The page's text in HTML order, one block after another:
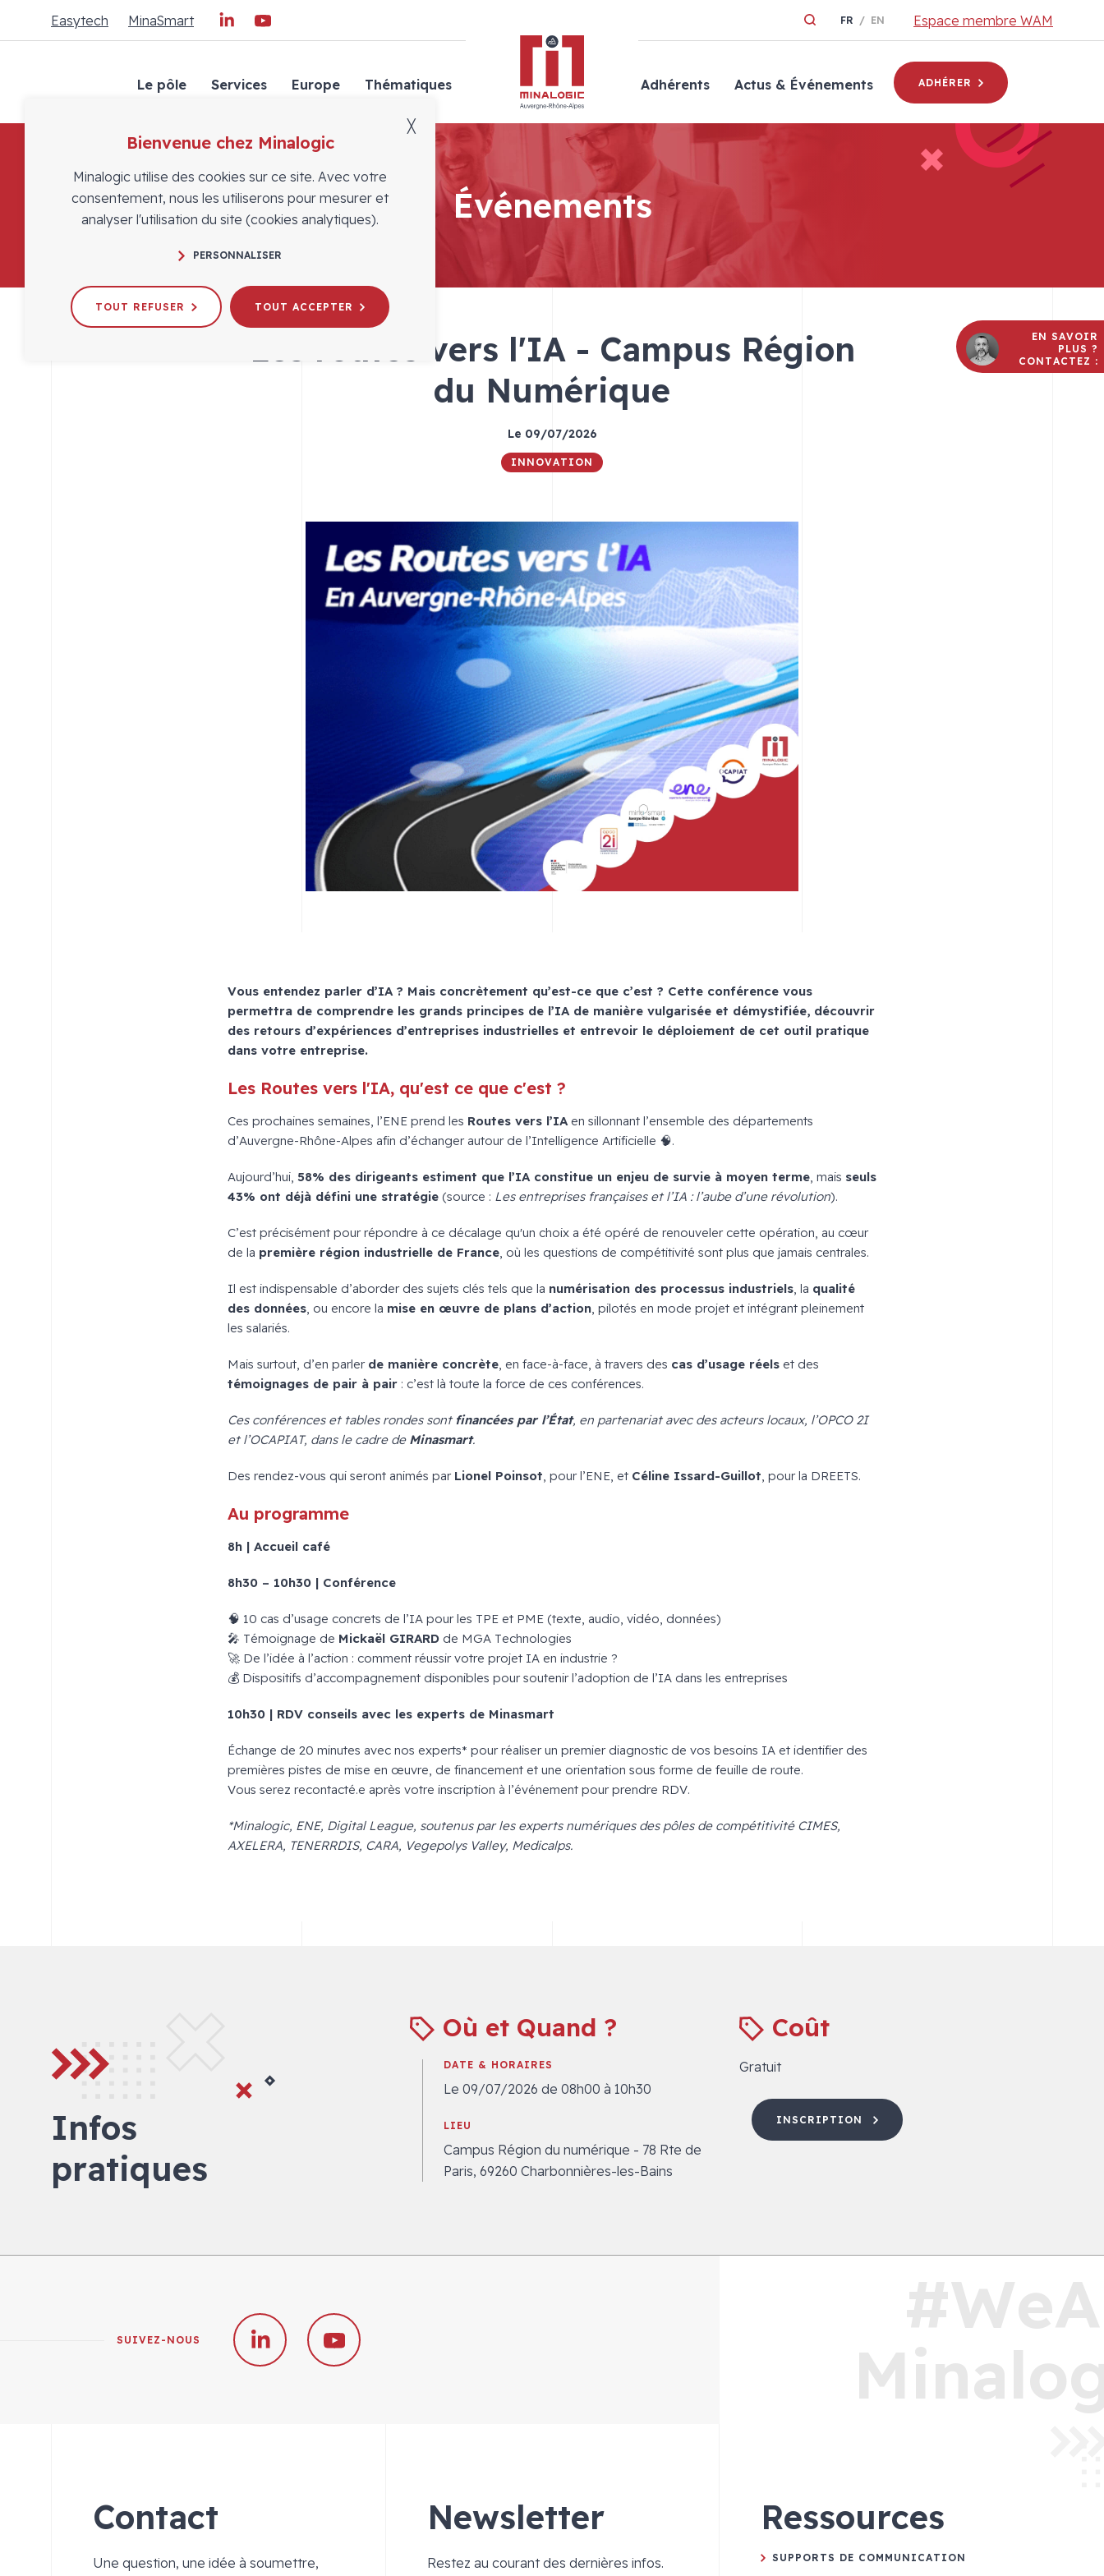
FR EN Espace membre WAM
Easytech MinaSmart
Le pôle Services Europe Thématiques Adhérents Actus & Événements ADHÉRER
Minalogic
Événements
Les routes vers l'IA - Campus Région
du Numérique
Le 09/07/2026
INNOVATION
Vous entendez parler d’IA ? Mais concrètement qu’est-ce que c’est ? Cette conférence vous
permettra de comprendre les grands principes de l’IA de manière vulgarisée et démystifiée, découvrir
des retours d’expériences d’entreprises industrielles et entrevoir le déploiement de cet outil pratique
dans votre entreprise.
Les Routes vers l'IA, qu'est ce que c'est ?
Ces prochaines semaines, l’ENE prend les Routes vers l’IAen sillonnant l’ensemble des départements
d’Auvergne-Rhône-Alpes afin d’échanger autour de l’Intelligence Artificielle 🧠.
Aujourd’hui, 58% des dirigeants estiment que l’IA constitue un enjeu de survie à moyen terme, mais seuls
43% ont déjà défini une stratégie (source : Les entreprises françaises et l’IA : l’aube d’une révolution).
C’est précisément pour répondre à ce décalage qu'un choix a été opéré de renouveler cette opération, au cœur
de la première région industrielle de France, où les questions de compétitivité sont plus que jamais centrales.
Il est indispensable d’aborder des sujets clés tels que la numérisation des processus industriels, la qualité
des données, ou encore la mise en œuvre de plans d’action, pilotés en mode projet et intégrant pleinement
les salariés.
Mais surtout, d’en parler de manière concrète, en face-à-face, à travers des cas d’usage réels et des
témoignages de pair à pair : c’est là toute la force de ces conférences.
Ces conférences et tables rondes sontfinancées par l’État, en partenariat avec des acteurs locaux, l’OPCO 2I
et l’OCAPIAT, dans le cadre de Minasmart.
Des rendez-vous qui seront animés par Lionel Poinsot, pour l’ENE, et Céline Issard-Guillot, pour la DREETS.
Au programme
8h | Accueil café
8h30 – 10h30 | Conférence
🧠 10 cas d’usage concrets de l’IA pour les TPE et PME (texte, audio, vidéo, données)
🎤 Témoignage de Mickaël GIRARD de MGA Technologies
🚀 De l’idée à l’action : comment réussir votre projet IA en industrie ?
💰 Dispositifs d’accompagnement disponibles pour soutenir l’adoption de l’IA dans les entreprises
10h30 | RDV conseils avec les experts de Minasmart
Échange de 20 minutes avec nos experts* pour réaliser un premier diagnostic de vos besoins IA et identifier des
premières pistes de mise en œuvre, de financement et une orientation sous forme de feuille de route.
Vous serez recontacté.e après votre inscription à l’événement pour prendre RDV.
*Minalogic, ENE, Digital League, soutenus par les experts numériques des pôles de compétitivité CIMES,
AXELERA, TENERRDIS, CARA, Vegepolys Valley, Medicalps.
Infos
pratiques
Où et Quand ?
DATE & HORAIRES
Le 09/07/2026 de 08h00 à 10h30
LIEU
Campus Région du numérique - 78 Rte de
Paris, 69260 Charbonnières-les-Bains
Coût
Gratuit
INSCRIPTION
EN SAVOIR
PLUS ?
CONTACTEZ :
SUIVEZ-NOUS
Contact
Une question, une idée à soumettre,
Newsletter
Restez au courant des dernières infos.
Ressources
SUPPORTS DE COMMUNICATION
Bienvenue chez Minalogic
Minalogic utilise des cookies sur ce site. Avec votre
consentement, nous les utiliserons pour mesurer et
analyser l'utilisation du site (cookies analytiques).
PERSONNALISER
TOUT REFUSER TOUT ACCEPTER
╳